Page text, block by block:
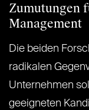
Zumutungen
Management
Die beiden
radikalen
Unternehmen
geeigneten